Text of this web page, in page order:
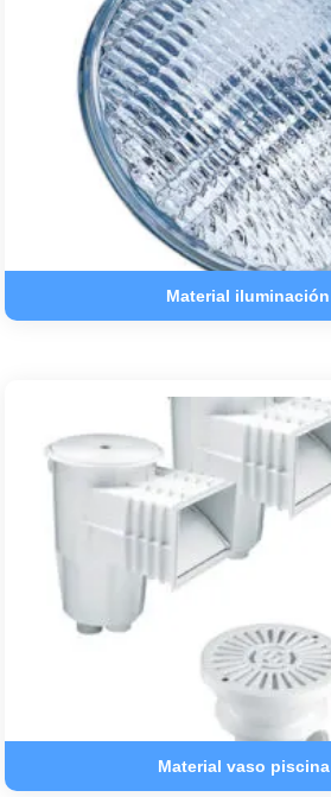
Material iluminación
Material vaso piscina